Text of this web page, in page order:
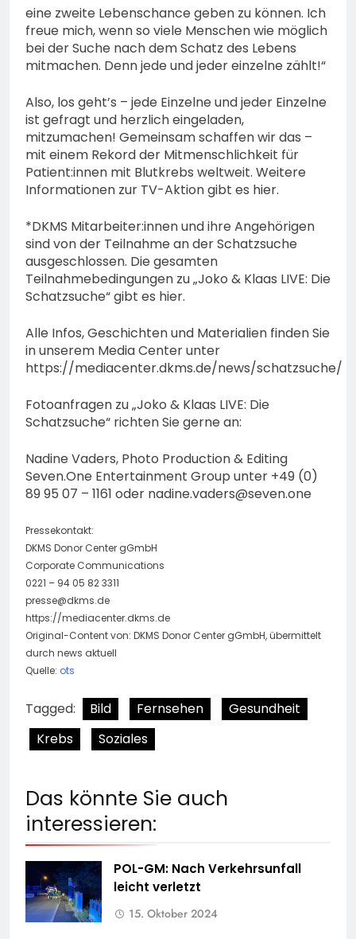
eine zweite Lebenschance geben zu können. Ich
freue mich, wenn so viele Menschen wie möglich
bei der Suche nach dem Schatz des Lebens
mitmachen. Denn jede und jeder einzelne zählt!“
Also, los geht’s – jede Einzelne und jeder Einzelne
ist gefragt und herzlich eingeladen,
mitzumachen! Gemeinsam schaffen wir das –
mit einem Rekord der Mitmenschlichkeit für
Patient:innen mit Blutkrebs weltweit. Weitere
Informationen zur TV-Aktion gibt es hier.
*DKMS Mitarbeiter:innen und ihre Angehörigen
sind von der Teilnahme an der Schatzsuche
ausgeschlossen. Die gesamten
Teilnahmebedingungen zu „Joko & Klaas LIVE: Die
Schatzsuche“ gibt es hier.
Alle Infos, Geschichten und Materialien finden Sie
in unserem Media Center unter
https://mediacenter.dkms.de/news/schatzsuche/
Fotoanfragen zu „Joko & Klaas LIVE: Die
Schatzsuche“ richten Sie gerne an:
Nadine Vaders, Photo Production & Editing
Seven.One Entertainment Group unter +49 (0)
89 95 07 – 1161 oder nadine.vaders@seven.one
Pressekontakt:
DKMS Donor Center gGmbH
Corporate Communications
0221 – 94 05 82 3311
presse@dkms.de
https://mediacenter.dkms.de
Original-Content von: DKMS Donor Center gGmbH, übermittelt
durch news aktuell
Quelle: ots
Tagged: Bild Fernsehen
Gesundheit
Krebs
Soziales
Das könnte Sie auch
interessieren:
POL-GM: Nach Verkehrsunfall
leicht verletzt
15. Oktober 2024